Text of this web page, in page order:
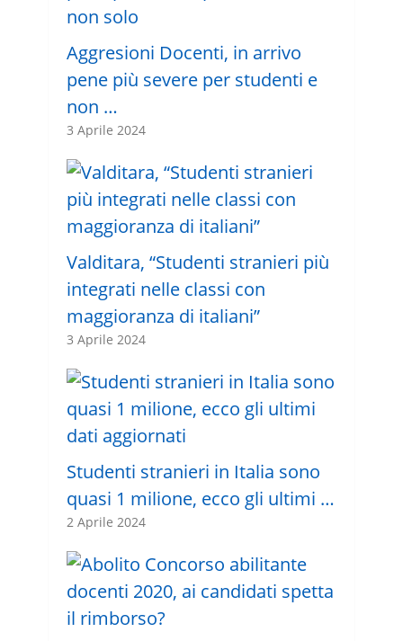
Aggresioni Docenti, in arrivo
pene più severe per studenti e
non …
3 Aprile 2024
Valditara, “Studenti stranieri più
integrati nelle classi con
maggioranza di italiani”
3 Aprile 2024
Studenti stranieri in Italia sono
quasi 1 milione, ecco gli ultimi …
2 Aprile 2024